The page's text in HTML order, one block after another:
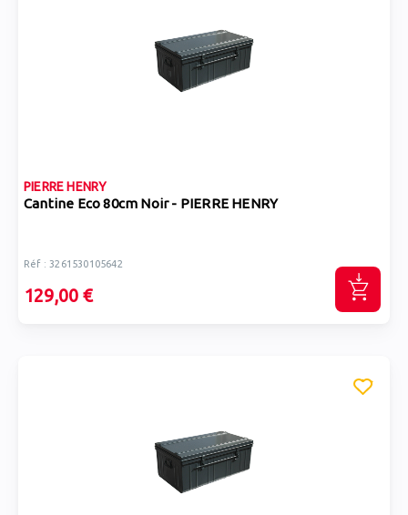
PIERRE HENRY
Cantine Eco 80cm Noir - PIERRE HENRY
Réf : 3261530105642
129,00 €